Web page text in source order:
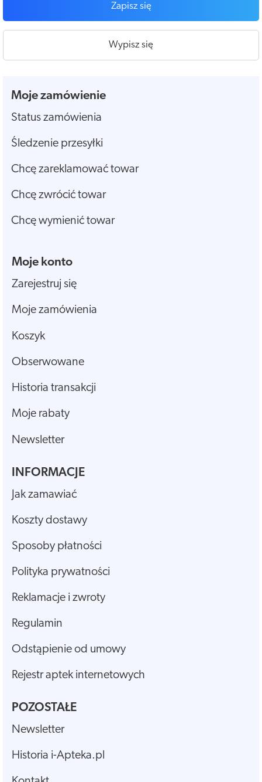
Zapisz się
Wypisz się
Moje zamówienie
Status zamówienia
Śledzenie przesyłki
Chcę zareklamować towar
Chcę zwrócić towar
Chcę wymienić towar
Moje konto
Zarejestruj się
Moje zamówienia
Koszyk
Obserwowane
Historia transakcji
Moje rabaty
Newsletter
INFORMACJE
Jak zamawiać
Koszty dostawy
Sposoby płatności
Polityka prywatności
Reklamacje i zwroty
Regulamin
Odstąpienie od umowy
Rejestr aptek internetowych
POZOSTAŁE
Newsletter
Historia i-Apteka.pl